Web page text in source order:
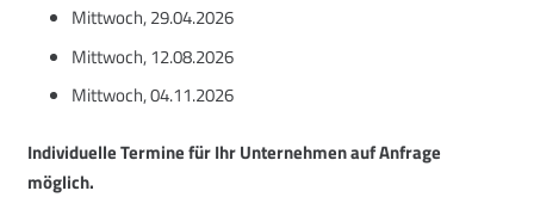
Mittwoch, 29.04.2026
Mittwoch, 12.08.2026
Mittwoch, 04.11.2026
Individuelle Termine für Ihr Unternehmen auf Anfrage
möglich.